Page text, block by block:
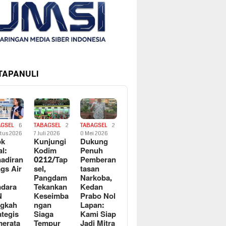
6
2026
Air
TABAGSEL
2
7 Juli 2026
Kunjungi
Kodim
0212/Tap
sel,
Pangdam
Tekankan
Keseimba
ngan
Siaga
TABAGSEL
2
0 Mei 2026
Dukung
Penuh
Pemberan
tasan
Narkoba,
Kedan
Prabo Nol
Lapan:
Kami Siap